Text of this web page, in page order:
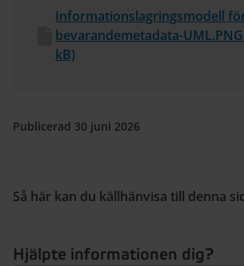
Informationslagringsmodell
bevarandemetadata-
kB)
Publicerad 30 juni 2026
Så här kan du källhänvisa till denna
Hjälpte informationen dig?